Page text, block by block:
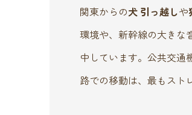
関東からの犬 引っ越しや
環境や、新幹線の大きな
中しています。公共交通
路での移動は、最もスト